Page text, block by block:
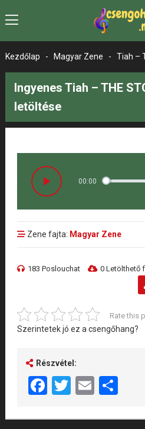
Kezdőlap - Magyar Zene - Tiah –
Ingyenes Tiah – THE
letöltése
00:00
Zene fajta: Magyar Zene
183 Poslouchat 0 Letölthető
Rate this
Szerintetek jó ez a csengőhang?
Részvétel:
Facebook
Twitter
Email